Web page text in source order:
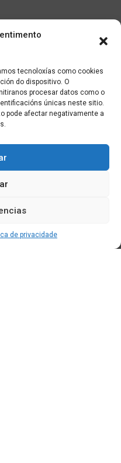
tecnoloxías como cookies
do dispositivo. O
procesar datos como o
únicas neste sitio.
pode afectar negativamente a
de privacidade